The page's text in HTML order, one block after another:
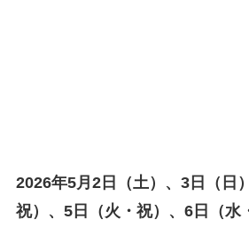
2026年5月2日（土）、3日（日
祝）、5日（火・祝）、6日（水